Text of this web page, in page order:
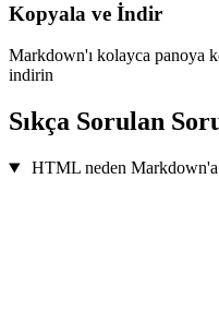
Kopyala ve İndir
Markdown'ı kolayca panoya
indirin
Sıkça Sorulan
HTML neden